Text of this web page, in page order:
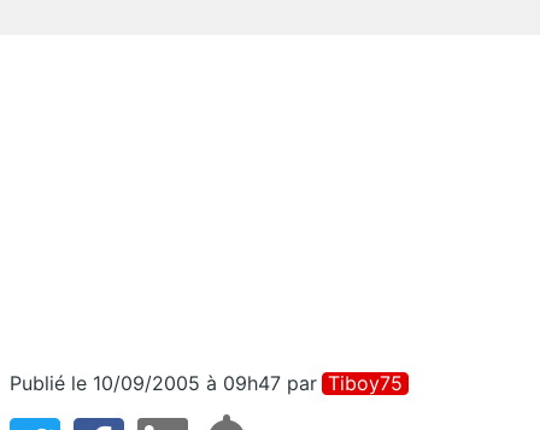
Publié le 10/09/2005 à 09h47 par Tiboy75